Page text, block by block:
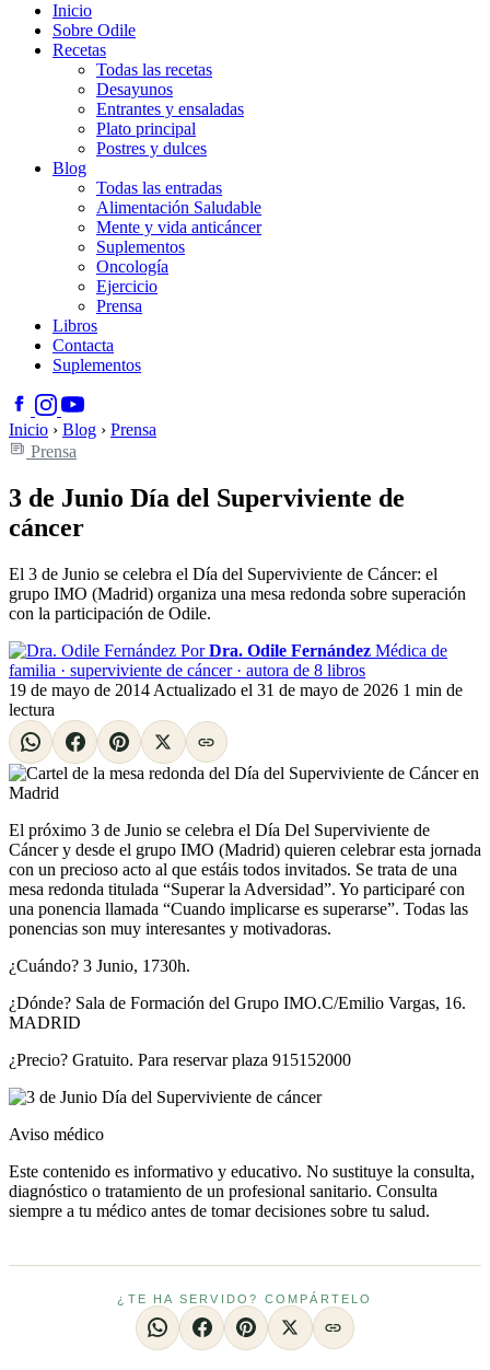
Inicio
Sobre Odile
Recetas
Todas las recetas
Desayunos
Entrantes y ensaladas
Plato principal
Postres y dulces
Blog
Todas las entradas
Alimentación Saludable
Mente y vida anticáncer
Suplementos
Oncología
Ejercicio
Prensa
Libros
Contacta
Suplementos
Inicio › Blog › Prensa
Prensa
3 de Junio Día del Superviviente de
cáncer
El 3 de Junio se celebra el Día del Superviviente de Cáncer: el
grupo IMO (Madrid) organiza una mesa redonda sobre superación
con la participación de Odile.
Por Dra. Odile Fernández Médica de
familia · superviviente de cáncer · autora de 8 libros
19 de mayo de 2014 Actualizado el 31 de mayo de 2026 1 min de
lectura
El próximo 3 de Junio se celebra el Día Del Superviviente de
Cáncer y desde el grupo IMO (Madrid) quieren celebrar esta jornada
con un precioso acto al que estáis todos invitados. Se trata de una
mesa redonda titulada “Superar la Adversidad”. Yo participaré con
una ponencia llamada “Cuando implicarse es superarse”. Todas las
ponencias son muy interesantes y motivadoras.
¿Cuándo? 3 Junio, 1730h.
¿Dónde? Sala de Formación del Grupo IMO.C/Emilio Vargas, 16.
MADRID
¿Precio? Gratuito. Para reservar plaza 915152000
Aviso médico
Este contenido es informativo y educativo. No sustituye la consulta,
diagnóstico o tratamiento de un profesional sanitario. Consulta
siempre a tu médico antes de tomar decisiones sobre tu salud.
¿TE HA SERVIDO? COMPÁRTELO